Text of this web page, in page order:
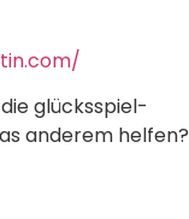
glücksspiel-
anderem helfen?